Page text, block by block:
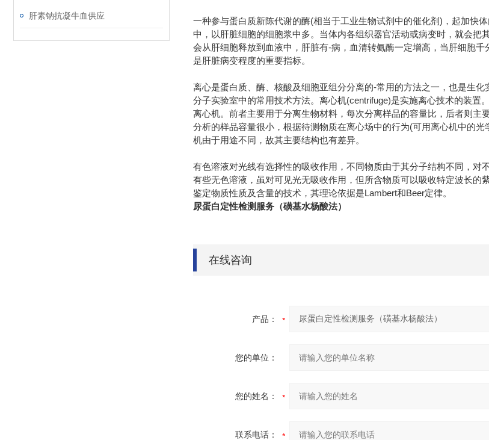
肝素钠抗凝牛血供应
一种参与蛋白质新陈代谢的酶(相当于工业生物试剂中的催化剂)，起加快
中，以肝脏细胞的细胞浆中多。当体内各组织器官活动或病变时，就会
会从肝细胞释放到血液中，肝脏有-病，血清转氨酶一定增高，当肝细胞
是肝脏病变程度的重要指标。
离心是蛋白质、酶、核酸及细胞亚组分分离的-常用的方法之一，也是生
分子实验室中的常用技术方法。离心机(centrifuge)是实施离心技术的装
离心机。前者主要用于分离生物材料，每次分离样品的容量比，后者则
分析的样品容量很小，根据待测物质在离心场中的行为(可用离心机中的
机由于用途不同，故其主要结构也有差异。
有色溶液对光线有选择性的吸收作用，不同物质由于其分子结构不同，对
有些无色溶液，虽对可见光无吸收作用，但所含物质可以吸收特定波长
鉴定物质性质及含量的技术，其理论依据是Lambert和Beer定律。
尿蛋白定性检测服务（磺基水杨酸法）
在线咨询
产品：
您的单位：
您的姓名：
联系电话：